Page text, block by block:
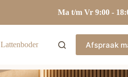
Ma t/m Vr 9:00 -
Lattenbodems HoofdkussensAfspraak